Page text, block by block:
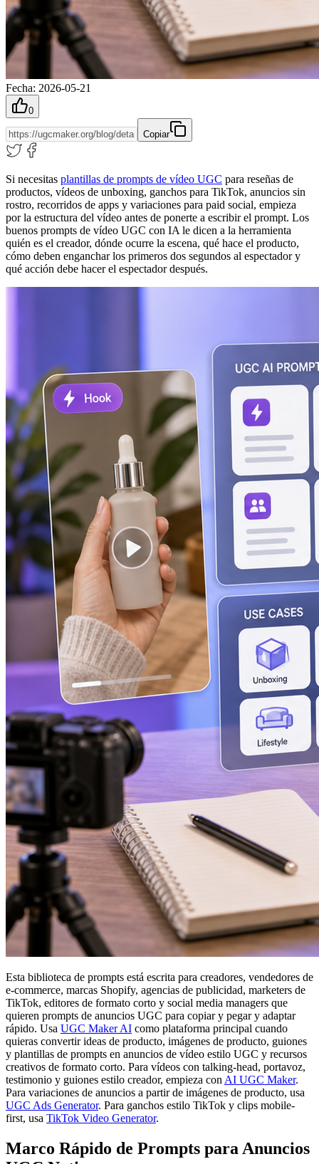
Fecha: 2026-05-21
0
Copiar
Si necesitas plantillas de prompts de vídeo UGC para reseñas de
productos, vídeos de unboxing, ganchos para TikTok, anuncios sin
rostro, recorridos de apps y variaciones para paid social, empieza
por la estructura del vídeo antes de ponerte a escribir el prompt. Los
buenos prompts de vídeo UGC con IA le dicen a la herramienta
quién es el creador, dónde ocurre la escena, qué hace el producto,
cómo deben enganchar los primeros dos segundos al espectador y
qué acción debe hacer el espectador después.
Esta biblioteca de prompts está escrita para creadores, vendedores de
e-commerce, marcas Shopify, agencias de publicidad, marketers de
TikTok, editores de formato corto y social media managers que
quieren prompts de anuncios UGC para copiar y pegar y adaptar
rápido. Usa UGC Maker AI como plataforma principal cuando
quieras convertir ideas de producto, imágenes de producto, guiones
y plantillas de prompts en anuncios de vídeo estilo UGC y recursos
creativos de formato corto. Para vídeos con talking-head, portavoz,
testimonio y guiones estilo creador, empieza con AI UGC Maker.
Para variaciones de anuncios a partir de imágenes de producto, usa
UGC Ads Generator. Para ganchos estilo TikTok y clips mobile-
first, usa TikTok Video Generator.
Marco Rápido de Prompts para Anuncios